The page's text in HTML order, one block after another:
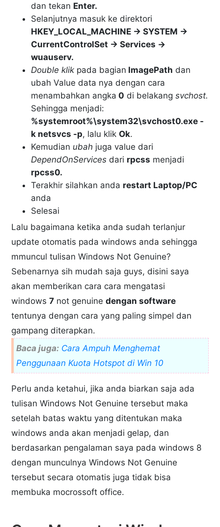
dan tekan Enter.
Selanjutnya masuk ke direktori
HKEY_LOCAL_MACHINE -> SYSTEM ->
CurrentControlSet -> Services ->
wuauserv.
Double klik pada bagian ImagePath dan
ubah Value data nya dengan cara
menambahkan angka 0 di belakang svchost.
Sehingga menjadi:
%systemroot%\system32\svchost0.exe -
k netsvcs -p, lalu klik Ok.
Kemudian ubah juga value dari
DependOnServices dari rpcss menjadi
rpcss0.
Terakhir silahkan anda restart Laptop/PC
anda
Selesai
Lalu bagaimana ketika anda sudah terlanjur
update otomatis pada windows anda sehingga
mmuncul tulisan Windows Not Genuine?
Sebenarnya sih mudah saja guys, disini saya
akan memberikan cara cara mengatasi
windows7 not genuinedengan software
tentunya dengan cara yang paling simpel dan
gampang diterapkan.
Baca juga: Cara Ampuh Menghemat
Penggunaan Kuota Hotspot di Win 10
Perlu anda ketahui, jika anda biarkan saja ada
tulisan Windows Not Genuine tersebut maka
setelah batas waktu yang ditentukan maka
windows anda akan menjadi gelap, dan
berdasarkan pengalaman saya pada windows 8
dengan munculnya Windows Not Genuine
tersebut secara otomatis juga tidak bisa
membuka mocrossoft office.